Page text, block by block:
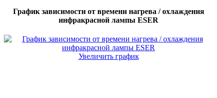
График зависимости от времени нагрева / охлаждения
инфракрасной лампы ESER
Увеличить график